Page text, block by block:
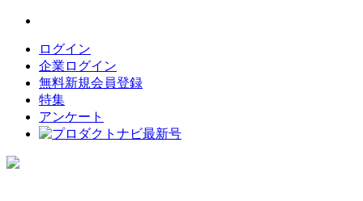
ログイン
企業ログイン
無料新規会員登録
特集
アンケート